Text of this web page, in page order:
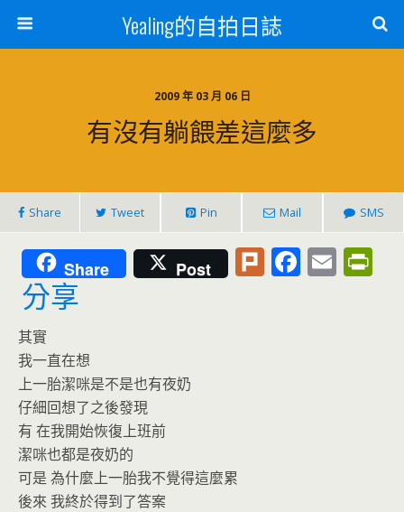
Yealing的自拍日誌
2009 年 03 月 06 日
有沒有躺餵差這麼多
Share Tweet Pin Mail SMS
Share Post Pl F E
分享
其實
我一直在想
上一胎潔咪是不是也有夜奶
仔細回想了之後發現
有 在我開始恢復上班前
潔咪也都是夜奶的
可是 為什麼上一胎我不覺得這麼累
後來 我終於得到了答案